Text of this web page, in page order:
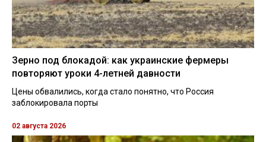
Зерно под блокадой: как украинские фермеры
повторяют уроки 4-летней давности
Цены обвалились, когда стало понятно, что Россия
заблокировала порты
02 августа 2026